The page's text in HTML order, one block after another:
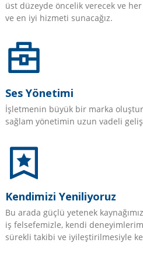
üst düzeyde öncelik verecek ve
ve en iyi hizmeti sunacağız.
Ses Yönetimi
İşletmenin büyük bir marka
sağlam yönetimin uzun vadeli
Kendimizi Yeniliyoruz
Bu arada güçlü yetenek
iş felsefemizle, kendi
sürekli takibi ve iyileştirilmesiyle